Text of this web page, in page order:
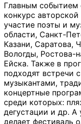
Главным событием
конкурс
участие поэты и
области, Санкт-
Казани, Саратова,
Вологды, Ростова-
Ейска. Также в
подходят встречи
музыкантами,
концертные
среди которых:
дегустации и др. А
делает фестиваль